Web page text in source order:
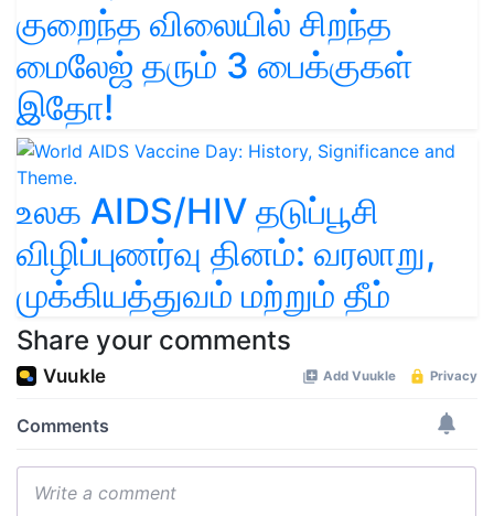
குறைந்த விலையில் சிறந்த
மைலேஜ் தரும் 3 பைக்குகள்
இதோ!
உலக AIDS/HIV தடுப்பூசி
விழிப்புணர்வு தினம்: வரலாறு,
முக்கியத்துவம் மற்றும் தீம்
Share your comments